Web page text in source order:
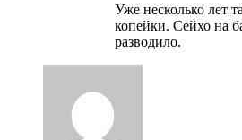
Уже несколько лет
копейки. Сейхо на
разводило.